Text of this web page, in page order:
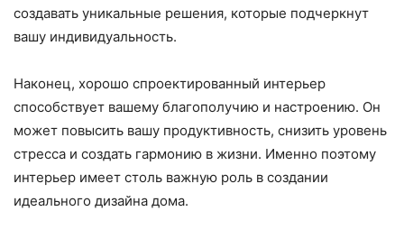
создавать уникальные решения, которые подчеркнут
вашу индивидуальность.
Наконец, хорошо спроектированный интерьер
способствует вашему благополучию и настроению. Он
может повысить вашу продуктивность, снизить уровень
стресса и создать гармонию в жизни. Именно поэтому
интерьер имеет столь важную роль в создании
идеального дизайна дома.